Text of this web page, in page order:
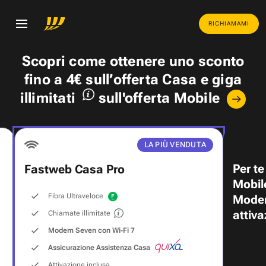
RICHIAMAMI
Scopri come ottenere uno sconto
fino a 4€ sull’offerta Casa egiga
illimitati
sull'offerta Mobile
LA PIÙ VENDUTA
Fastweb Casa Pro
Fibra Ultraveloce
Chiamate illimitate
Modem Seven con Wi‑Fi 7
Assicurazione Assistenza Casa
Per